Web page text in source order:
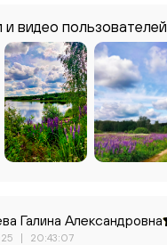
видео пользователей
Галина Александровна
| 20:43:07